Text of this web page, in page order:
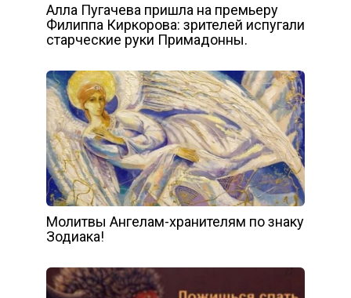
Алла Пугачева пришла на премьеру
Филиппа Киркорова: зрителей испугали
старческие руки Примадонны.
Молитвы Ангелам-хранителям по знаку
Зодиака!